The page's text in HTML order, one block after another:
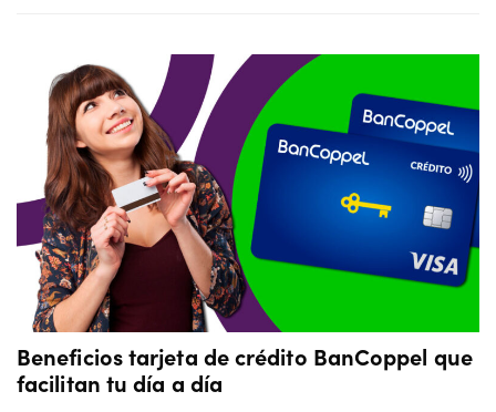
Beneficios tarjeta de crédito BanCoppel que
facilitan tu día a día